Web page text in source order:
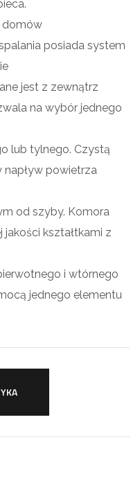
domów
posiada system
jest z zewnątrz
na wybór jednego
lub tylnego. Czystą
napływ powietrza
od szyby. Komora
jakości kształtkami z
i wtórnego
jednego elementu